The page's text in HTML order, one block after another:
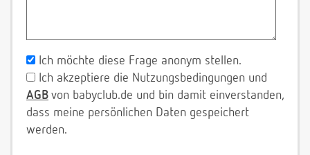
Ich möchte diese Frage anonym stellen.
Ich akzeptiere die Nutzungsbedingungen und
AGB von babyclub.de und bin damit einverstanden,
dass meine persönlichen Daten gespeichert
werden.